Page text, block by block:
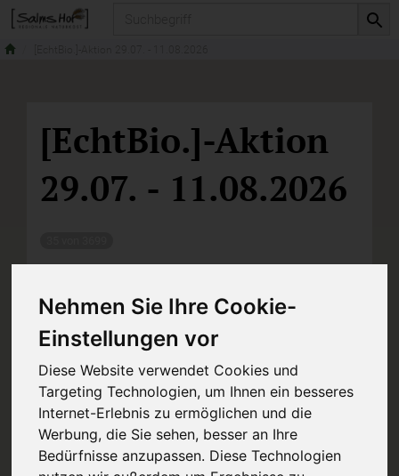
Nehmen Sie Ihre Cookie-
Einstellungen vor
Diese Website verwendet Cookies und
Targeting Technologien, um Ihnen ein besseres
Internet-Erlebnis zu ermöglichen und die
Werbung, die Sie sehen, besser an Ihre
Bedürfnisse anzupassen. Diese Technologien
[EchtBio.]-Aktion
29.07. - 11.08.2026
Hersteller Ernährung
Allergene